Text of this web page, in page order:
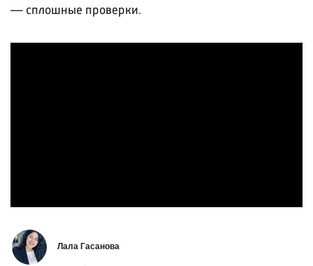
— сплошные проверки.
Лала Гасанова